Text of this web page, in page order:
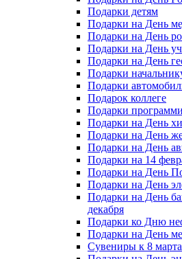
Подарки детям
Подарки на День
Подарки на День
Подарки на День
Подарки на День
Подарки
Подарки
Подарок коллеге
Подарки
Подарки на День
Подарки на День
Подарки на День
Подарки на 14
Подарки на День
Подарки на День
Подарки на День
декабря
Подарки ко Дню
Подарки на День
Сувениры к 8 марта